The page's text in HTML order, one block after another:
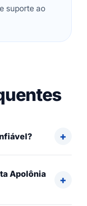
suporte ao
Apolônia